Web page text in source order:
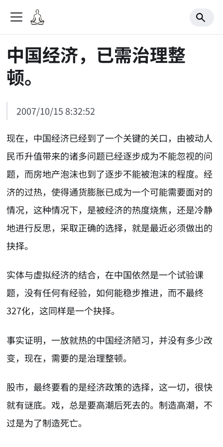
中国经济，已需治理整
顿。
2007/10/15 8:32:52
现在，中国经济已经到了一个关键的关口，由被动人
民币升值带来的诸多问题已经逐步成为不能忽视的问
题，而房地产泡沫也到了逐步不能被泡沫的程度。经
济的过热，使得通货膨胀已成为一个可能需要面对的
情况，这种情况下，是被经济的热度烧焦，还是冷静
地进行反思，采取正确的选择，就是最近必须做出的
抉择。
实体与虚拟经济的结合，在中国依然是一个试验课
题，没有任何有经验，如何能稳步推进，而不最终
327化，这同样是一个抉择。
事实证明，一放就热的中国经济陋习，并没有多少改
变，现在，需要的是治理整顿。
股市，最终要看的是经济政策的选择，这一切，很快
就有谜底。戏，总是要高潮后死去的。制造高潮，不
过是为了制造死亡。